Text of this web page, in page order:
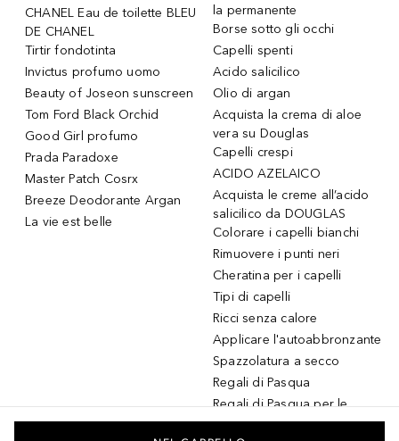
CHANEL Eau de toilette BLEU
DE CHANEL
Tirtir fondotinta
Invictus profumo uomo
Beauty of Joseon sunscreen
Tom Ford Black Orchid
Good Girl profumo
Prada Paradoxe
Master Patch Cosrx
Breeze Deodorante Argan
La vie est belle
la permanente
Borse sotto gli occhi
Capelli spenti
Acido salicilico
Olio di argan
Acquista la crema di aloe
vera su Douglas
Capelli crespi
ACIDO AZELAICO
Acquista le creme all’acido
salicilico da DOUGLAS
Colorare i capelli bianchi
Rimuovere i punti neri
Cheratina per i capelli
Tipi di capelli
Ricci senza calore
Applicare l'autoabbronzante
Spazzolatura a secco
Regali di Pasqua
Regali di Pasqua per le
donne